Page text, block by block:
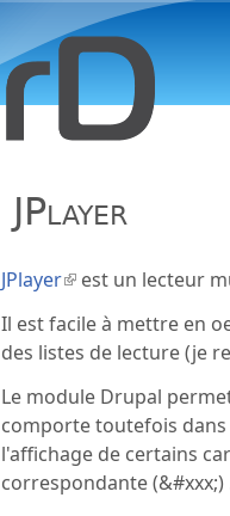
JPlayer
JPlayer(le lien est
est un lecteur
Il est facile à mettre en
des listes de lecture (je
Le module Drupal
comporte toutefois dans
l'affichage de certains
correspondante (&#xxx;)